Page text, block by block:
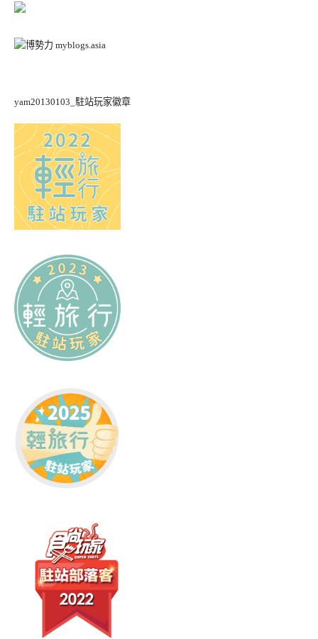
yam20130103_駐站玩家徽章